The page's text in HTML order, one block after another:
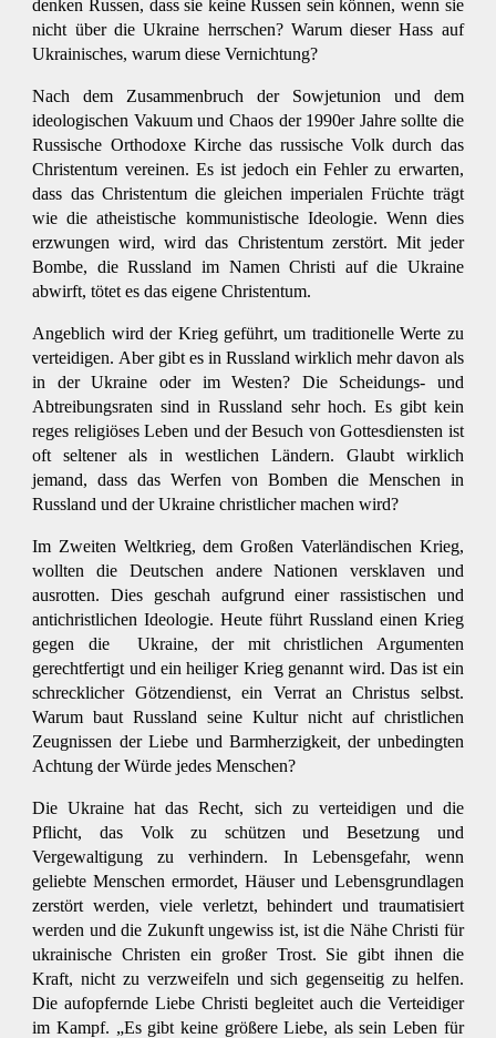
denken Russen, dass sie keine Russen sein können, wenn sie
nicht über die Ukraine herrschen? Warum dieser Hass auf
Ukrainisches, warum diese Vernichtung?
Nach dem Zusammenbruch der Sowjetunion und dem
ideologischen Vakuum und Chaos der 1990er Jahre sollte die
Russische Orthodoxe Kirche das russische Volk durch das
Christentum vereinen. Es ist jedoch ein Fehler zu erwarten,
dass das Christentum die gleichen imperialen Früchte trägt
wie die atheistische kommunistische Ideologie. Wenn dies
erzwungen wird, wird das Christentum zerstört. Mit jeder
Bombe, die Russland im Namen Christi auf die Ukraine
abwirft, tötet es das eigene Christentum.
Angeblich wird der Krieg geführt, um traditionelle Werte zu
verteidigen. Aber gibt es in Russland wirklich mehr davon als
in der Ukraine oder im Westen? Die Scheidungs- und
Abtreibungsraten sind in Russland sehr hoch. Es gibt kein
reges religiöses Leben und der Besuch von Gottesdiensten ist
oft seltener als in westlichen Ländern. Glaubt wirklich
jemand, dass das Werfen von Bomben die Menschen in
Russland und der Ukraine christlicher machen wird?
Im Zweiten Weltkrieg, dem Großen Vaterländischen Krieg,
wollten die Deutschen andere Nationen versklaven und
ausrotten. Dies geschah aufgrund einer rassistischen und
antichristlichen Ideologie. Heute führt Russland einen Krieg
gegen die Ukraine, der mit christlichen Argumenten
gerechtfertigt und ein heiliger Krieg genannt wird. Das ist ein
schrecklicher Götzendienst, ein Verrat an Christus selbst.
Warum baut Russland seine Kultur nicht auf christlichen
Zeugnissen der Liebe und Barmherzigkeit, der unbedingten
Achtung der Würde jedes Menschen?
Die Ukraine hat das Recht, sich zu verteidigen und die
Pflicht, das Volk zu schützen und Besetzung und
Vergewaltigung zu verhindern. In Lebensgefahr, wenn
geliebte Menschen ermordet, Häuser und Lebensgrundlagen
zerstört werden, viele verletzt, behindert und traumatisiert
werden und die Zukunft ungewiss ist, ist die Nähe Christi für
ukrainische Christen ein großer Trost. Sie gibt ihnen die
Kraft, nicht zu verzweifeln und sich gegenseitig zu helfen.
Die aufopfernde Liebe Christi begleitet auch die Verteidiger
im Kampf. „Es gibt keine größere Liebe, als sein Leben für